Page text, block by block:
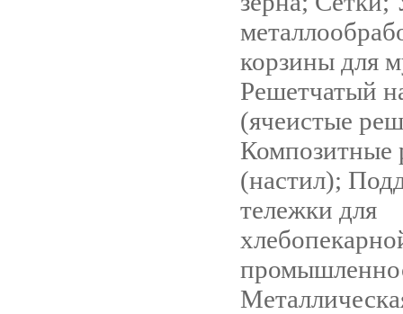
корзины для
Решетчатый
(ячеистые
Композитные
(настил);
тележки для